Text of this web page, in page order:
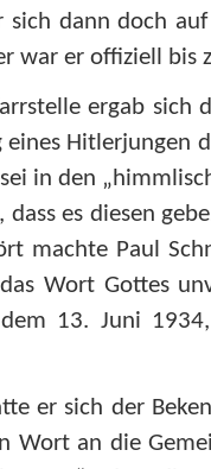
dann doch
war er offiziell bis
ergab sich
eines Hitlerjungen
in den
dass es diesen
machte Paul
Wort Gottes
13. Juni
er sich der
Wort an die